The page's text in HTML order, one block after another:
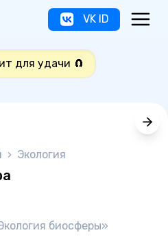
VK ID
для удачи 🧲
› Экология
биосферы»